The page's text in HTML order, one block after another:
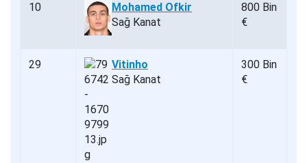
10
Mohamed Ofkir
Sağ Kanat
800 Bin
€
29
Vitinho
Sağ Kanat
300 Bin
€